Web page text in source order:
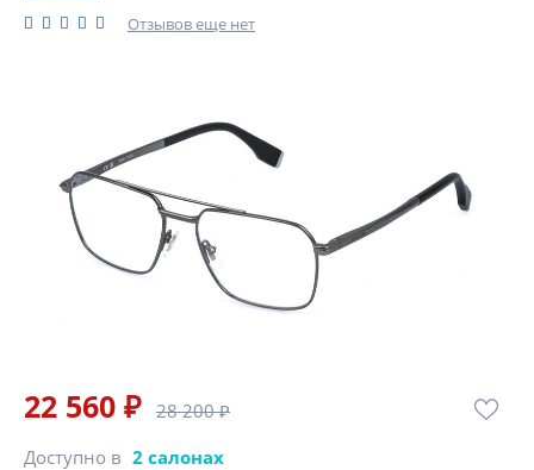
Отзывов еще нет
22 560 ₽ 28 200 ₽
Доступно в 2 салонах